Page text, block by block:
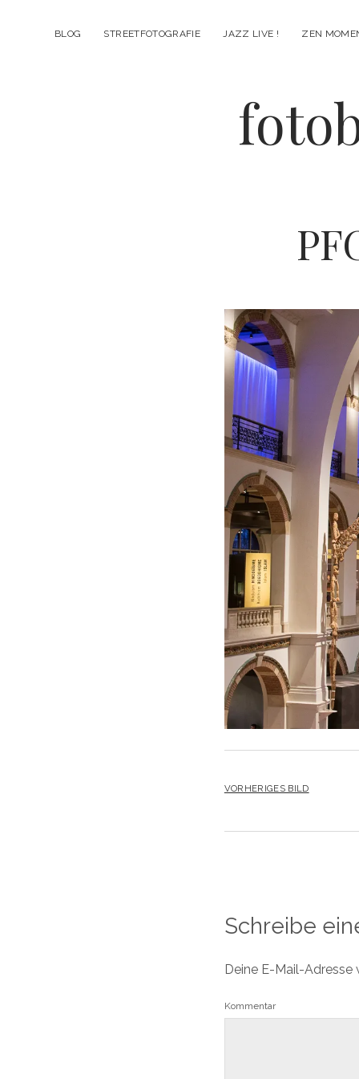
BLOG STREETFOTOGRAFIE JAZZ LIVE ! ZEN
VORHERIGES BILD
Schreibe
Deine E-Mail-
Kommentar